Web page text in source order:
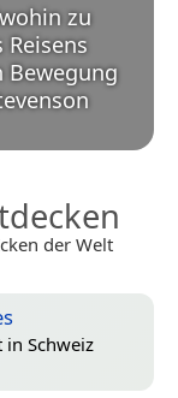
zu
Bewegung
der Welt
in Schweiz